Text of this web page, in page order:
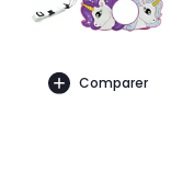
Comparer